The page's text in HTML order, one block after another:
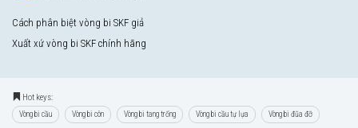
Cách phân biệt vòng bi SKF giả
Xuất xứ vòng bi SKF chính hãng
Hot keys:
Vòng bi cầu Vòng bi côn Vòng bi tang trống Vòng bi cầu tự lựa Vòng bi đũa đỡ